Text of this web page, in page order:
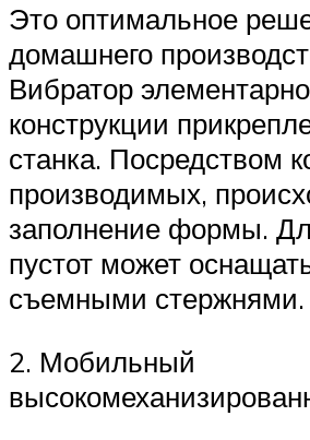
Это оптимальное
домашнего
Вибратор
конструкции
станка. Посредством
производимых,
заполнение формы.
пустот может
съемными стержнями.
2. Мобильный